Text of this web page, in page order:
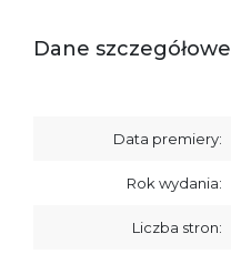
Dane szczegółowe
Data premiery:
Rok wydania:
Liczba stron: